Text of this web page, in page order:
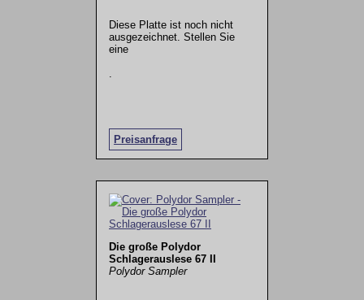
Diese Platte ist noch nicht
ausgezeichnet. Stellen Sie
eine
Preisanfrage
.
Die große Polydor
Schlagerauslese 67 II
Polydor Sampler